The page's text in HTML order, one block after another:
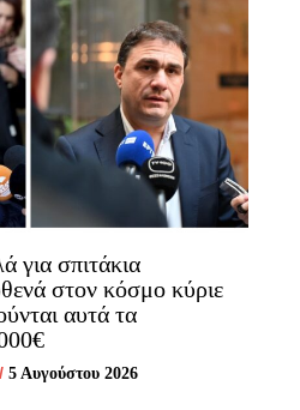
για σπιτάκια
στον κόσμο κύριε
αυτά τα
/ 5 Αυγούστου 2026